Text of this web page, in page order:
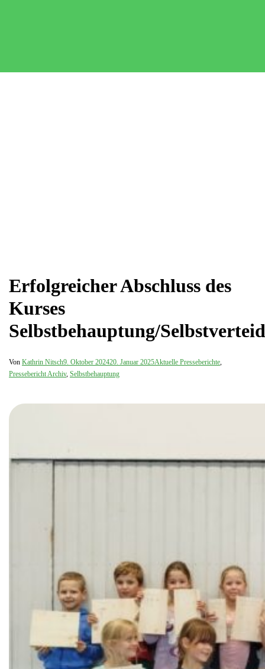
Erfolgreicher Abschluss des
Kurses
Selbstbehauptung/
Von Kathrin Nitsch9. Oktober 202420. Januar 2025Aktuelle Presseberichte,
Pressebericht Archiv, Selbstbehauptung